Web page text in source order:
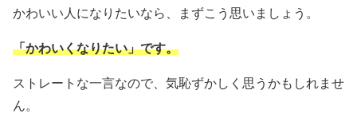
かわいい人になりたいなら、まずこう思いましょう。
「かわいくなりたい」です。
ストレートな一言なので、気恥ずかしく思うかもしれませ
ん。